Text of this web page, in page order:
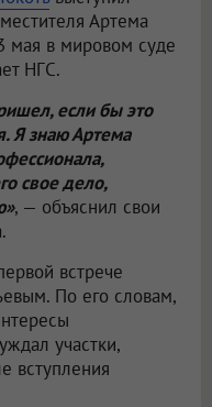
Артема
мая в мировом суде
НГС.
если бы это
Я знаю Артема
свое дело,
, — объяснил свои
встрече
По его словам,
участки,
вступления